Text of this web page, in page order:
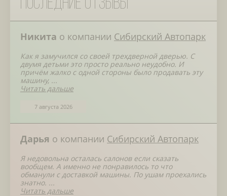
Последние отзывы
Никита о компании Сибирский Автопарк
Как я замучился со своей трехдверной дверью. С
двумя детьми это просто реально неудобно. И
причём жалко с одной стороны было продавать эту
машину, ...
Читать дальше
7 августа 2026
Дарья о компании Сибирский Автопарк
Я недовольна осталась салонов если сказать
вообщем. А именно не понравилось то что
обманули с доставкой машины. По ушам проехались
знатно. ...
Читать дальше